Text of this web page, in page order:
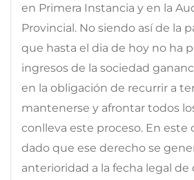
en Primera Instancia y en la
Provincial. No siendo así de la
que hasta el dia de hoy no ha
ingresos de la sociedad
en la obligación de recurrir a
mantenerse y afrontar todos
conlleva este proceso. En este
dado que ese derecho se
anterioridad a la fecha legal de